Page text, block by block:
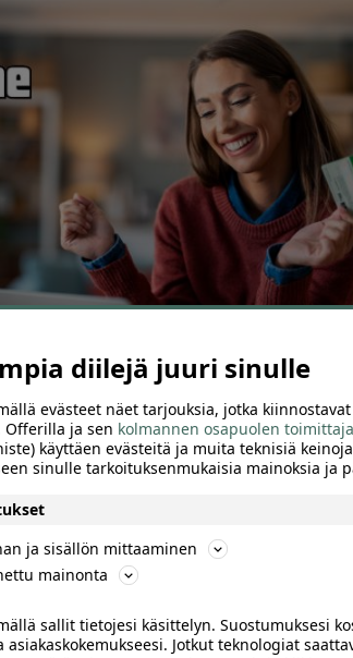
SUOSITTELE
verkkokauppaan
diilejä juuri sinulle
evästeet näet tarjouksia, jotka
Offerilla ja sen kolmannen osapuolen
käyttäen evästeitä ja muita teknisiä
sinulle tarkoituksenmukaisia mainoksia ja
ja sisällön mittaaminen
mainonta
sallit tietojesi käsittelyn. Suostumuksesi
asiakaskokemukseesi. Jotkut teknologiat